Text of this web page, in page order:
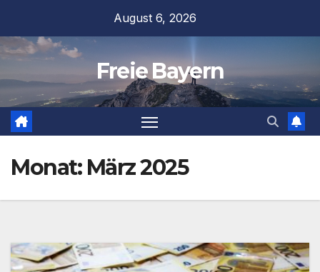
springen
August 6, 2026
Freie Bayern
Monat: März 2025